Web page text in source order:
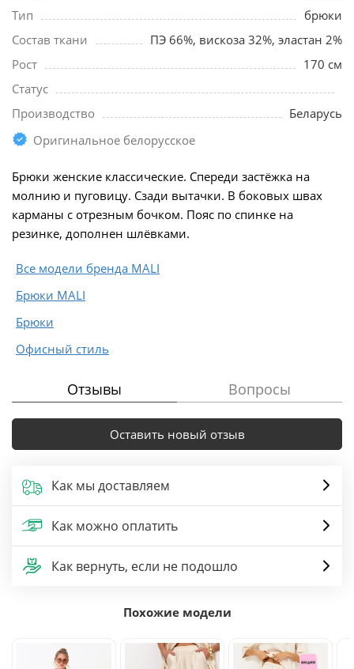
Тип
брюки
Состав ткани
ПЭ 66%, вискоза 32%, эластан 2%
Рост
170 см
Статус
Производство
Беларусь
Оригинальное белорусское
Брюки женские классические. Спереди застёжка на
молнию и пуговицу. Сзади вытачки. В боковых швах
карманы с отрезным бочком. Пояс по спинке на
резинке, дополнен шлёвками.
Все модели бренда MALI
Брюки MALI
Брюки
Офисный стиль
Отзывы Вопросы
Оставить новый отзыв
Как мы доставляем
Как можно оплатить
Как вернуть, если не подошло
Похожие модели